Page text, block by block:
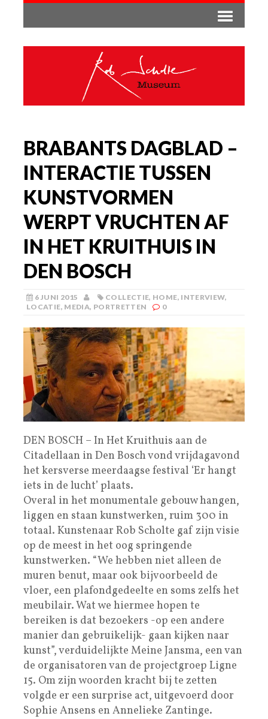
BRABANTS DAGBLAD –
INTERACTIE TUSSEN
KUNSTVORMEN
WERPT VRUCHTEN AF
IN HET KRUITHUIS IN
DEN BOSCH
6 JUNI 2015 COLLECTIE, HOME, INTERVIEW,
LOCATIE, MEDIA, PORTRETTEN 0
DEN BOSCH – In Het Kruithuis aan de
Citadellaan in Den Bosch vond vrijdagavond
het kersverse meerdaagse festival ‘Er hangt
iets in de lucht’ plaats.
Overal in het monumentale gebouw hangen,
liggen en staan kunstwerken, ruim 300 in
totaal. Kunstenaar Rob Scholte gaf zijn visie
op de meest in het oog springende
kunstwerken. “We hebben niet alleen de
muren benut, maar ook bijvoorbeeld de
vloer, een plafondgedeelte en soms zelfs het
meubilair. Wat we hiermee hopen te
bereiken is dat bezoekers -op een andere
manier dan gebruikelijk- gaan kijken naar
kunst”, verduidelijkte Meine Jansma, een van
de organisatoren van de projectgroep Ligne
15. Om zijn woorden kracht bij te zetten
volgde er een surprise act, uitgevoerd door
Sophie Ansens en Annelieke Zantinge.